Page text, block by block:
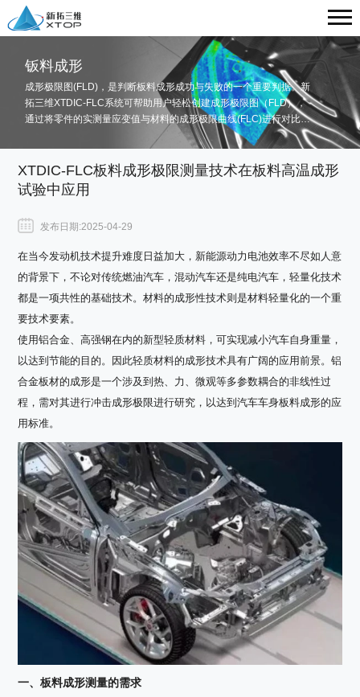
钣料成形
成形极限图(FLD)，是判断板料成形成功与失败的一个重要判据。新
拓三维XTDIC-FLC系统可帮助用户轻松创建成形极限图（FLD），
通过将零件的实测量应变值与材料的成形极限曲线(FLC)进行对比，
清楚直观地判断零件区域是否存在过度变形或仍在一定的安全范围
内，为优化成形工艺和验证模拟提供重要参考信息。
XTDIC-FLC板料成形极限测量技术在板料高温成形
试验中应用
发布日期:2025-04-29
在当今发动机技术提升难度日益加大，新能源动力电池效率不尽如人意
的背景下，不论对传统燃油汽车，混动汽车还是纯电汽车，轻量化技术
都是一项共性的基础技术。材料的成形性技术则是材料轻量化的一个重
要技术要素。
使用铝合金、高强钢在内的新型轻质材料，可实现减小汽车自身重量，
以达到节能的目的。因此轻质材料的成形技术具有广阔的应用前景。铝
合金板材的成形是一个涉及到热、力、微观等多参数耦合的非线性过
程，需对其进行冲击成形极限进行研究，以达到汽车车身板料成形的应
用标准。
一、板料成形测量的需求